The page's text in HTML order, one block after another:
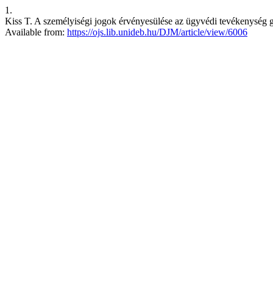
1.
Kiss T. A személyiségi jogok érvényesülése az ügyvédi
Available from: https://ojs.lib.unideb.hu/DJM/article/view/6006